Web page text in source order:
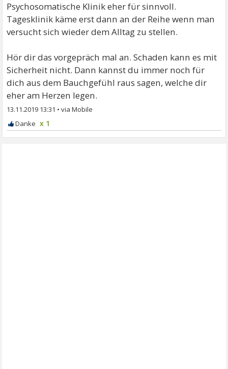
Psychosomatische Klinik eher für sinnvoll.
Tagesklinik käme erst dann an der Reihe wenn man
versucht sich wieder dem Alltag zu stellen.
Hör dir das vorgepräch mal an. Schaden kann es mit
Sicherheit nicht. Dann kannst du immer noch für
dich aus dem Bauchgefühl raus sagen, welche dir
eher am Herzen legen.
13.11.2019 13:31 •
x 1